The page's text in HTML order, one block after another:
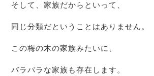
そして、家族だからといって、
同じ分類だということはありません。
この梅の木の家族みたいに、
バラバラな家族も存在します。